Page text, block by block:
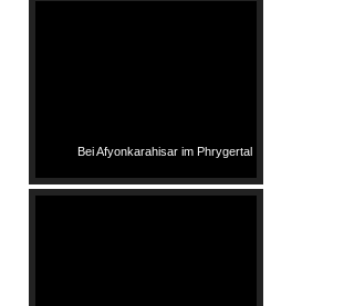
Bei Afyonkarahisar im Phrygertal